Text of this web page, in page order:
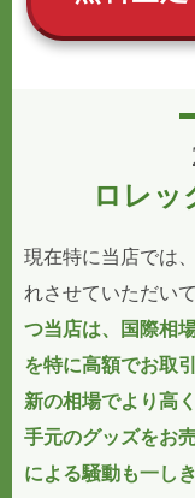
ロレッ
現在特に当店では
れさせていただい
つ当店は、国際相
を特に高額でお取
新の相場でより高
手元のグッズをお
による騒動も一し